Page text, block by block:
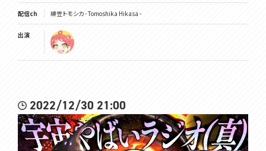
配信ch 緋笠トモシカ - Tomoshika Hikasa -
出演
2022/12/30 21:00